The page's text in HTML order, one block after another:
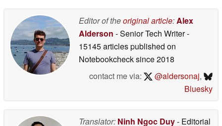
270 e tela de 180 Hz
Editor of theoriginal article:Alex
Alderson - Senior Tech Writer-
15145 articles published on
Notebookchecksince 2018
contact me via:
@aldersonaj,
Bluesky
Translator: Ninh Ngoc Duy- Editorial